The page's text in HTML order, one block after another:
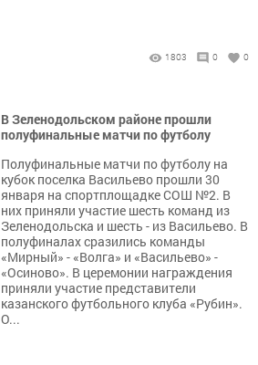
1803 0 0
В Зеленодольском районе прошли
полуфинальные матчи по футболу
Полуфинальные матчи по футболу на
кубок поселка Васильево прошли 30
января на спортплощадке СОШ №2. В
них приняли участие шесть команд из
Зеленодольска и шесть - из Васильево. В
полуфиналах сразились команды
«Мирный» - «Волга» и «Васильево» -
«Осиново». В церемонии награждения
приняли участие представители
казанского футбольного клуба «Рубин».
О...